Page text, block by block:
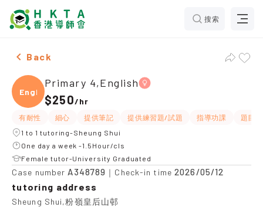
搜索
Female Primary 4,English，Sheung Shui Tuition
Back
Engli
Primary 4,English
$250/hr
有耐性 細心 提供筆記 提供練習題/試題 指導功課
題目
1 to 1 tutoring-Sheung Shui
One day a week -1.5Hour/cls
Female tutor-University Graduated
Case number A348789 ｜Check-in time2026/05/12
tutoring address
Sheung Shui,粉嶺皇后山邨